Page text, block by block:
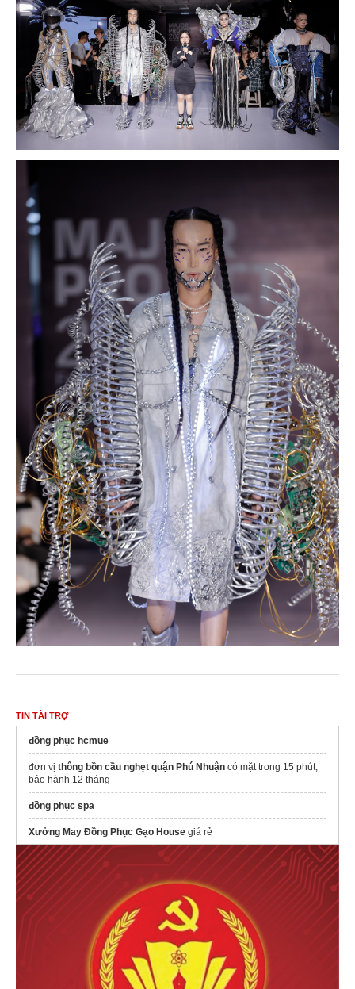
TIN TÀI TRỢ
đồng phục hcmue
đơn vị thông bồn cầu nghẹt quận Phú Nhuận có mặt trong 15 phút,
bảo hành 12 tháng
đồng phục spa
Xưởng May Đồng Phục Gạo House giá rẻ